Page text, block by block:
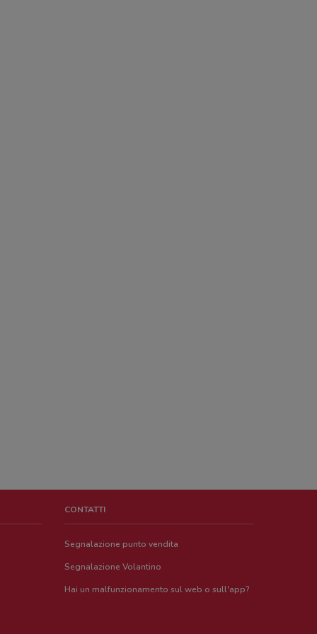
CONTATTI
Segnalazione punto vendita
Segnalazione Volantino
Hai un malfunzionamento sul web o sull'app?